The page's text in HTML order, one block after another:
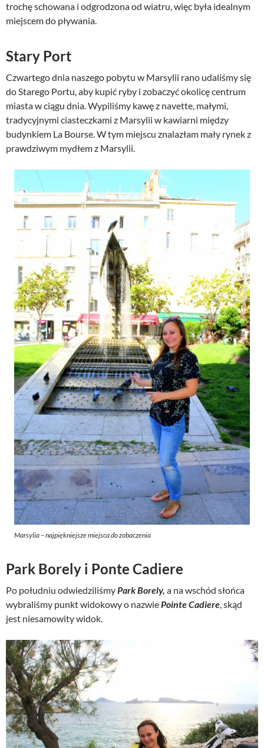
trochę schowana i odgrodzona od wiatru, więc była idealnym
miejscem do pływania.
Stary Port
Czwartego dnia naszego pobytu w Marsylii rano udaliśmy się
do Starego Portu, aby kupić ryby i zobaczyć okolicę centrum
miasta w ciągu dnia. Wypiliśmy kawę z navette, małymi,
tradycyjnymi ciasteczkami z Marsylii w kawiarni między
budynkiem La Bourse. W tym miejscu znalazłam mały rynek z
prawdziwym mydłem z Marsylii.
Marsylia – najpiękniejsze miejsca do zobaczenia
Park Borely i Ponte Cadiere
Po południu odwiedziliśmyPark Borely, a na wschód słońca
wybraliśmy punkt widokowy o nazwiePointe Cadiere, skąd
jest niesamowity widok.